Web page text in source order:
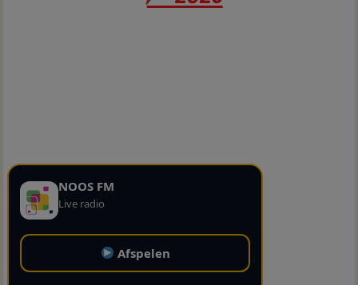
NOOS FM
Live radio
Afspelen